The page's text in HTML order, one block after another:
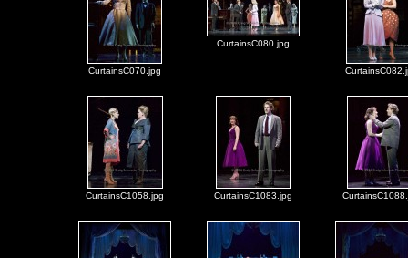
CurtainsC070.jpg
CurtainsC080.jpg
CurtainsC1058.jpg CurtainsC1083.jpg